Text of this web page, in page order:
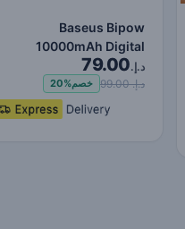
Baseus Bipow
10000mAh Digital
Display Power Bank,
20W Fast Charg…
د.إ.79.00
د.إ. 99.00 خصم20%